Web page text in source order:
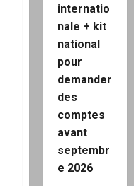
internatio
nale + kit
national
pour
demander
des
comptes
avant
septembr
e 2026